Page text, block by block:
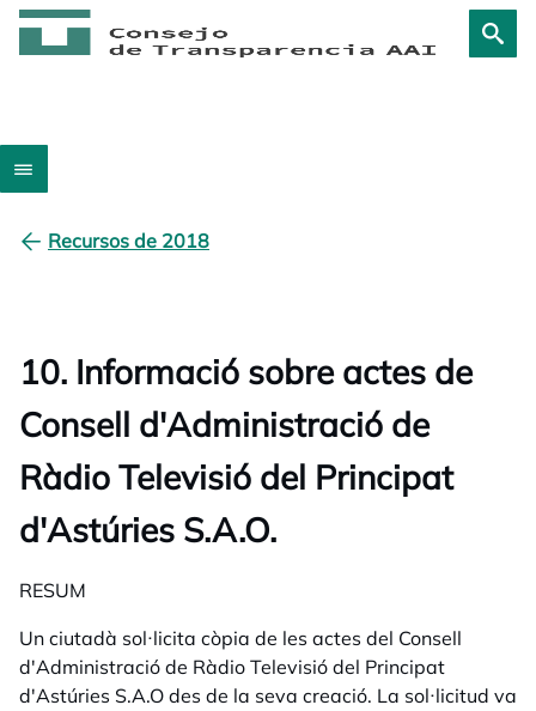
Recursos de 2018
10. Informació sobre actes de
Consell d'Administració de
Ràdio Televisió del Principat
d'Astúries S.A.O.
RESUM
Un ciutadà sol·licita còpia de les actes del Consell
d'Administració de Ràdio Televisió del Principat
d'Astúries S.A.O des de la seva creació. La sol·licitud va